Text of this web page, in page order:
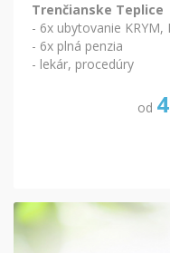
Trenčianske Teplice
- 6x ubytovanie KRYM,
- 6x plná penzia
- lekár, procedúry
od